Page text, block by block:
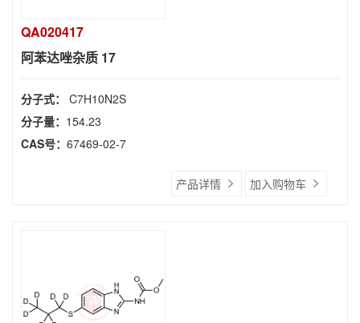
QA020417
阿苯达唑杂质 17
分子式： C7H10N2S
分子量： 154.23
CAS号： 67469-02-7
产品详情 加入购物车